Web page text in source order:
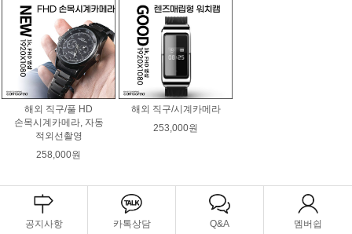
해외 직구/풀 HD
손목시계카메라, 자동
적외선촬영
258,000원
해외 직구/시계카메라
253,000원
공지사항 카톡상담 Q&A 멤버쉽